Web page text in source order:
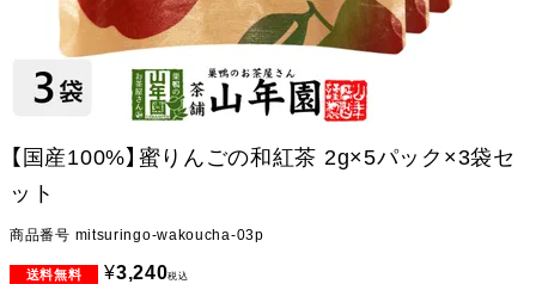
【国産100%】蜜りんごの和紅茶 2g×5パック×3袋セ
ット
商品番号 mitsuringo-wakoucha-03p
¥3,240税込